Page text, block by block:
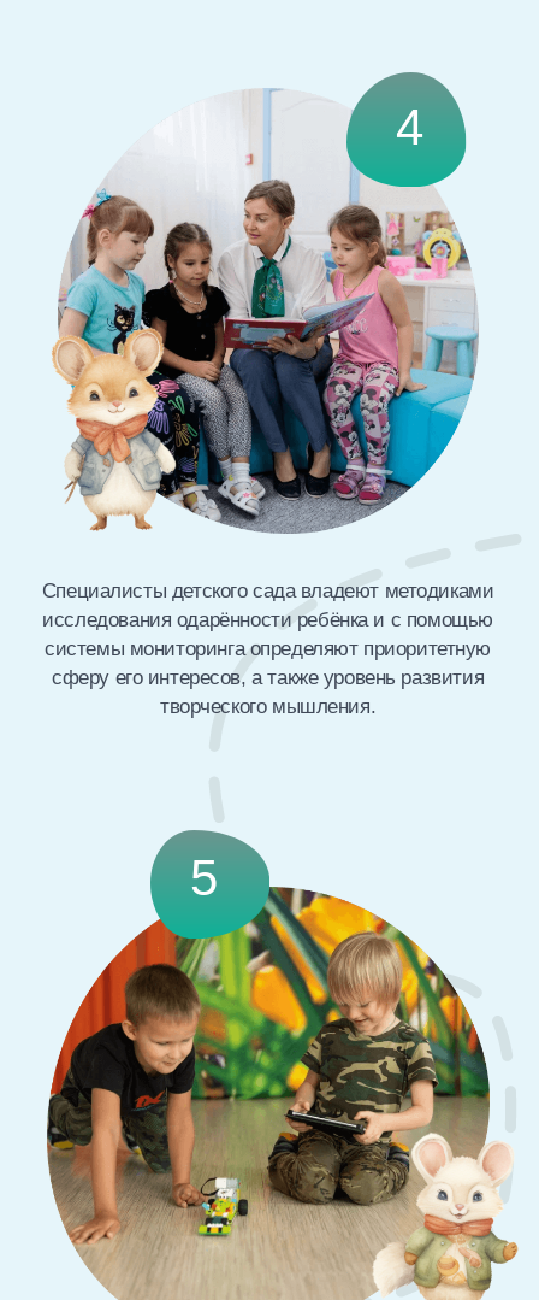
Ежедневный медицинский осмотр
Подвижные игры и спортивные
занятия на улице
Гимнастика и массаж
Здоровьесберегающее
оборудование
Занятия по ортопедической
гимнастике и физкультурные
занятия
Сбалансированное питание
Игры с творческими элементами
и беседы с родителями
Динамические паузы и
физкультминутки